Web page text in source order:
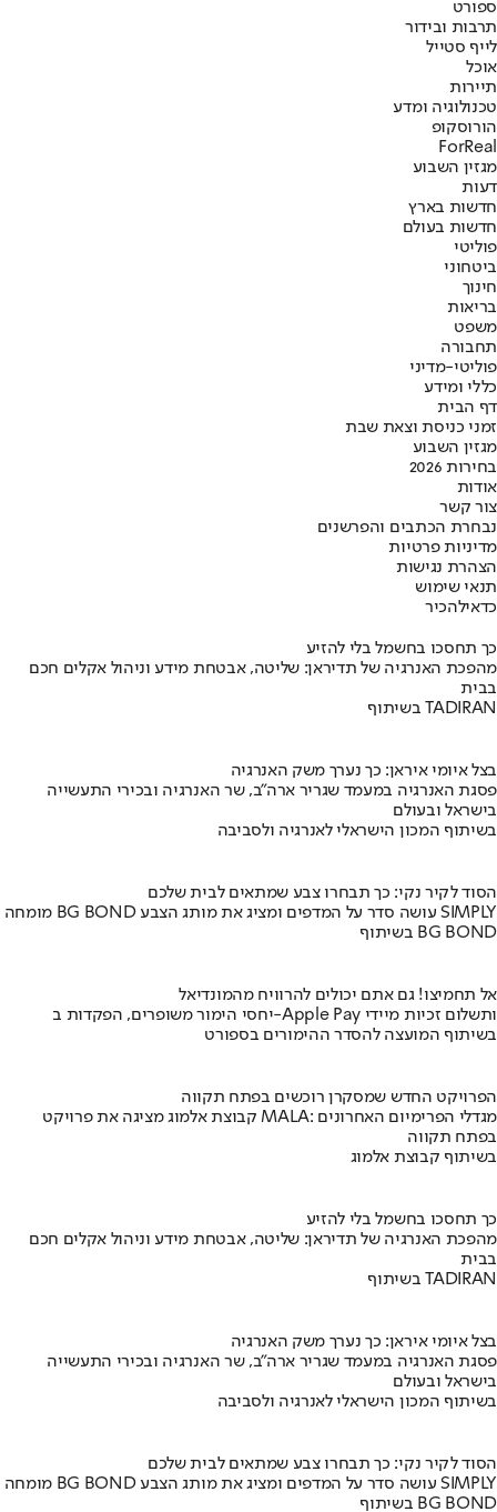
ספורט
תרבות ובידור
לייף סטייל
אוכל
תיירות
טכנולוגיה ומדע
הורוסקופ
ForReal
מגזין השבוע
דעות
חדשות בארץ
חדשות בעולם
פוליטי
ביטחוני
חינוך
בריאות
משפט
תחבורה
פוליטי-מדיני
כללי ומידע
דף הבית
זמני כניסת וצאת שבת
מגזין השבוע
בחירות 2026
אודות
צור קשר
נבחרת הכתבים והפרשנים
מדיניות פרטיות
הצהרת נגישות
תנאי שימוש
כדאילהכיר
כך תחסכו בחשמל בלי להזיע
מהפכת האנרגיה של תדיראן: שליטה, אבטחת מידע וניהול אקלים חכם
בבית
בשיתוף TADIRAN
בצל איומי איראן: כך נערך משק האנרגיה
פסגת האנרגיה במעמד שגריר ארה"ב, שר האנרגיה ובכירי התעשייה
בישראל ובעולם
בשיתוף המכון הישראלי לאנרגיה ולסביבה
הסוד לקיר נקי: כך תבחרו צבע שמתאים לבית שלכם
מומחה BG BOND עושה סדר על המדפים ומציג את מותג הצבע SIMPLY
בשיתוף BG BOND
אל תחמיצו! גם אתם יכולים להרוויח מהמונדיאל
יחסי הימור משופרים, הפקדות ב-Apple Pay ותשלום זכיות מיידי
בשיתוף המועצה להסדר ההימורים בספורט
הפרויקט החדש שמסקרן רוכשים בפתח תקווה
קבוצת אלמוג מציגה את פרויקט MALA: מגדלי הפרימיום האחרונים
בפתח תקווה
בשיתוף קבוצת אלמוג
כך תחסכו בחשמל בלי להזיע
מהפכת האנרגיה של תדיראן: שליטה, אבטחת מידע וניהול אקלים חכם
בבית
בשיתוף TADIRAN
בצל איומי איראן: כך נערך משק האנרגיה
פסגת האנרגיה במעמד שגריר ארה"ב, שר האנרגיה ובכירי התעשייה
בישראל ובעולם
בשיתוף המכון הישראלי לאנרגיה ולסביבה
הסוד לקיר נקי: כך תבחרו צבע שמתאים לבית שלכם
מומחה BG BOND עושה סדר על המדפים ומציג את מותג הצבע SIMPLY
בשיתוף BG BOND